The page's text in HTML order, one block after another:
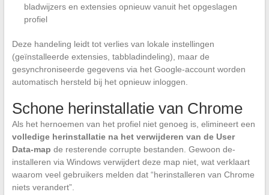
bladwijzers en extensies opnieuw vanuit het opgeslagen
profiel
Deze handeling leidt tot verlies van lokale instellingen
(geïnstalleerde extensies, tabbladindeling), maar de
gesynchroniseerde gegevens via het Google-account worden
automatisch hersteld bij het opnieuw inloggen.
Schone herinstallatie van Chrome
Als het hernoemen van het profiel niet genoeg is, elimineert een
volledige herinstallatie na het verwijderen van de User
Data-map de resterende corrupte bestanden. Gewoon de-
installeren via Windows verwijdert deze map niet, wat verklaart
waarom veel gebruikers melden dat “herinstalleren van Chrome
niets verandert”.